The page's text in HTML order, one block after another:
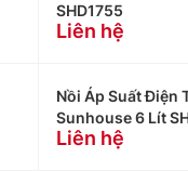
SHD1755
Liên hệ
Nồi Áp Suất Điện
Sunhouse 6 Lít
Liên hệ